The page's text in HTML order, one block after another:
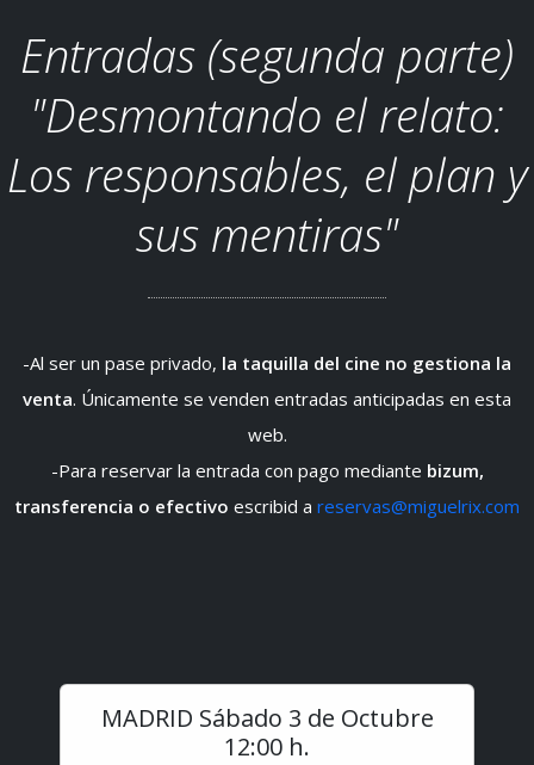
Entradas (segunda parte)
"Desmontando el relato:
Los responsables, el plan y
sus mentiras"
-Al ser un pase privado, la taquilla del cine no gestiona la
venta. Únicamente se venden entradas anticipadas en esta
web.
-Para reservar la entrada con pago mediante bizum,
transferencia o efectivo escribid a reservas@miguelrix.com
MADRID Sábado 3 de Octubre
12:00 h.